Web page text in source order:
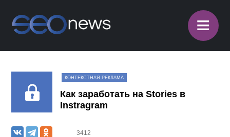
≡
КОНТЕКСТНАЯ РЕКЛАМА
Как заработать на Stories в
Instragram
3412